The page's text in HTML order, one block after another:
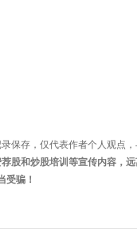
保存，仅代表作者个人观点
股和炒股培训等宣传内容，
受骗！